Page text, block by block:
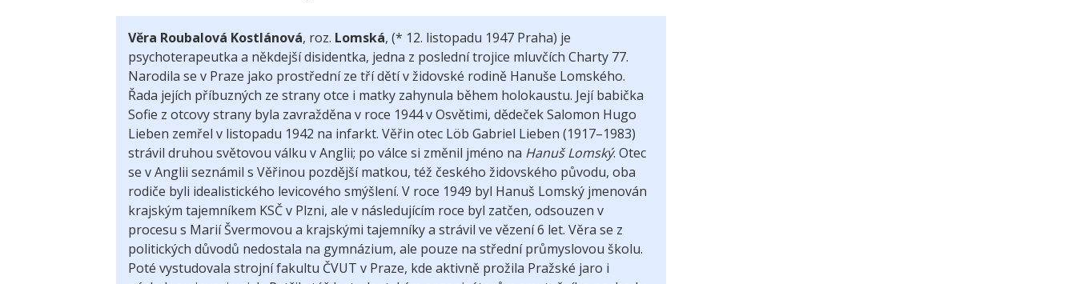
Věra Roubalová Kostlánová, roz. Lomská, (* 12. listopadu 1947 Praha) je
psychoterapeutka a někdejší disidentka, jedna z poslední trojice mluvčích Charty 77.
Narodila se v Praze jako prostřední ze tří dětí v židovské rodině Hanuše Lomského.
Řada jejích příbuzných ze strany otce i matky zahynula během holokaustu. Její babička
Sofie z otcovy strany byla zavražděna v roce 1944 v Osvětimi, dědeček Salomon Hugo
Lieben zemřel v listopadu 1942 na infarkt. Věřin otec Löb Gabriel Lieben (1917–1983)
strávil druhou světovou válku v Anglii; po válce si změnil jméno na Hanuš Lomský. Otec
se v Anglii seznámil s Věřinou pozdější matkou, též českého židovského původu, oba
rodiče byli idealistického levicového smýšlení. V roce 1949 byl Hanuš Lomský jmenován
krajským tajemníkem KSČ v Plzni, ale v následujícím roce byl zatčen, odsouzen v
procesu s Marií Švermovou a krajskými tajemníky a strávil ve vězení 6 let. Věra se z
politických důvodů nedostala na gymnázium, ale pouze na střední průmyslovou školu.
Poté vystudovala strojní fakultu ČVUT v Praze, kde aktivně prožila Pražské jaro i